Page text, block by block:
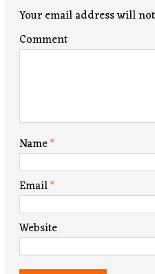
Your email address will
Comment
Name*
Email*
Website